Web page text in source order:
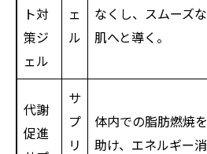
ト対
策ジ
ェル
ェ
ル
なくし、スムーズな
肌へと導く。
代謝
促進
サ
プ
リ
体内での脂肪燃焼を
助け、エネルギー消